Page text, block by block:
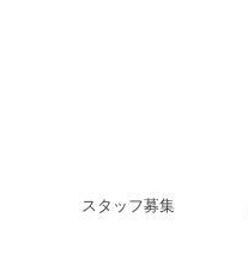
スタッフ募集